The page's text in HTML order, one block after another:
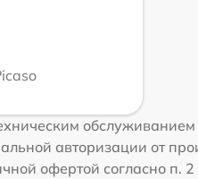
авторизации от
офертой согласно п.